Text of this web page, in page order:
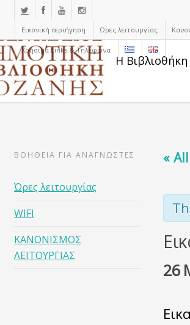
Εικονική περιήγηση Ώρες λειτουργίας
Χρήσιμα Links & Τηλέφωνα
Η
«
26
ΒΟΗΘΕΙΑ ΓΙΑ ΑΝΑΓΝΩΣΤΕΣ
Ώρες λειτουργίας
WIFI
ΚΑΝΟΝΙΣΜΟΣ
ΛΕΙΤΟΥΡΓΙΑΣ